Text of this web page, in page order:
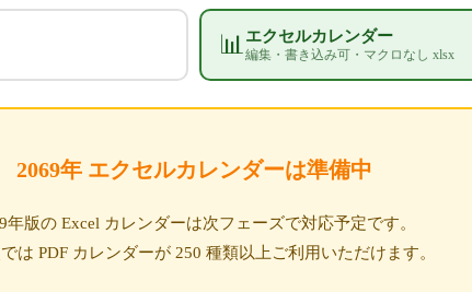
📊 エクセルカレンダー
編集・書き込み可・マクロなし xlsx
2069年 エクセルカレンダーは準備中
年版の Excel カレンダーは次フェーズで対応予定です。
は PDF カレンダーが 250 種類以上ご利用いただけます。